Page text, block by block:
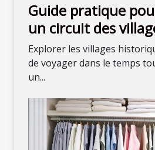
Guide pratique
un circuit des
historiques locaux
Explorer les villages
de voyager dans le temps
un...